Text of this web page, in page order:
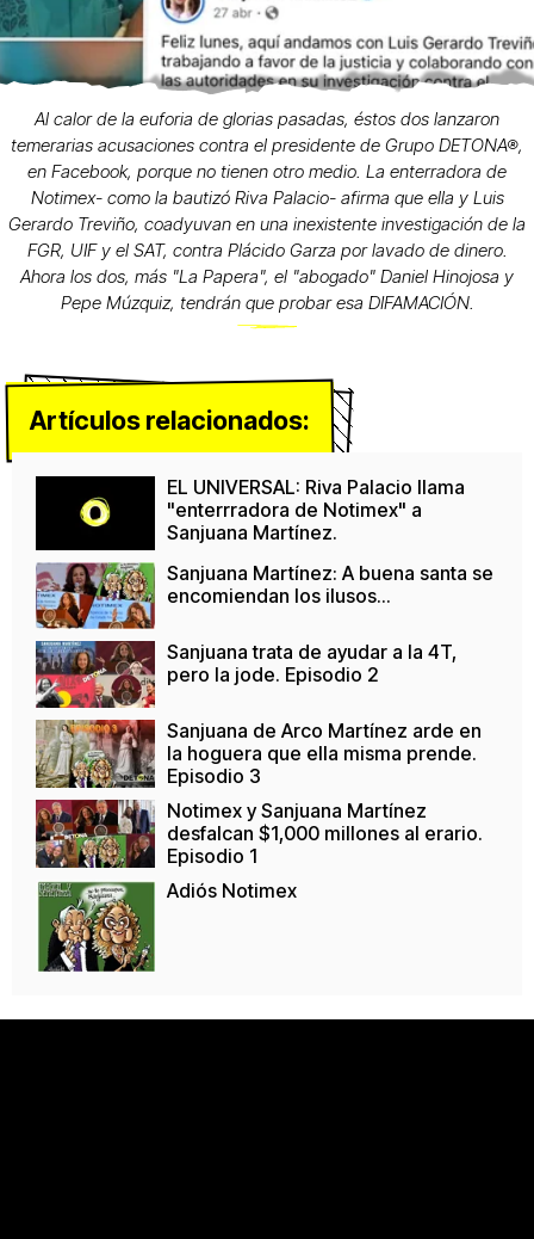
Al calor de la euforia de glorias pasadas, éstos dos lanzaron
temerarias acusaciones contra el presidente de Grupo DETONA®,
en Facebook, porque no tienen otro medio. La enterradora de
Notimex- como la bautizó Riva Palacio- afirma que ella y Luis
Gerardo Treviño, coadyuvan en una inexistente investigación de la
FGR, UIF y el SAT, contra Plácido Garza por lavado de dinero.
Ahora los dos, más "La Papera", el "abogado" Daniel Hinojosa y
Pepe Múzquiz, tendrán que probar esa DIFAMACIÓN.
Artículos relacionados:
EL UNIVERSAL: Riva Palacio llama
"enterrradora de Notimex" a
Sanjuana Martínez.
Sanjuana Martínez: A buena santa se
encomiendan los ilusos...
Sanjuana trata de ayudar a la 4T,
pero la jode. Episodio 2
Sanjuana de Arco Martínez arde en
la hoguera que ella misma prende.
Episodio 3
Notimex y Sanjuana Martínez
desfalcan $1,000 millones al erario.
Episodio 1
Adiós Notimex